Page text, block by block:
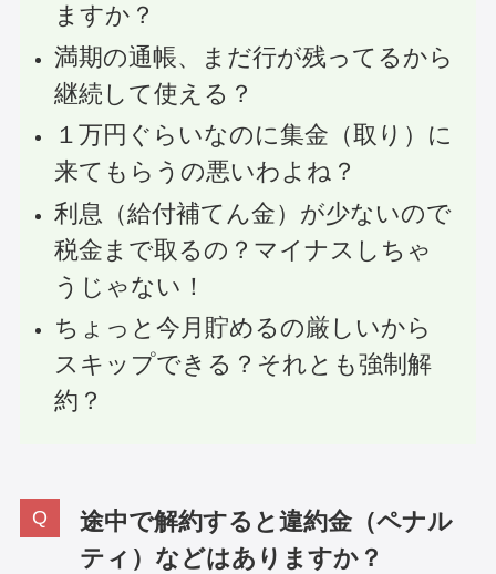
ますか？
満期の通帳、まだ行が残ってるから
継続して使える？
１万円ぐらいなのに集金（取り）に
来てもらうの悪いわよね？
利息（給付補てん金）が少ないので
税金まで取るの？マイナスしちゃ
うじゃない！
ちょっと今月貯めるの厳しいから
スキップできる？それとも強制解
約？
途中で解約すると違約金（ペナル
ティ）などはありますか？